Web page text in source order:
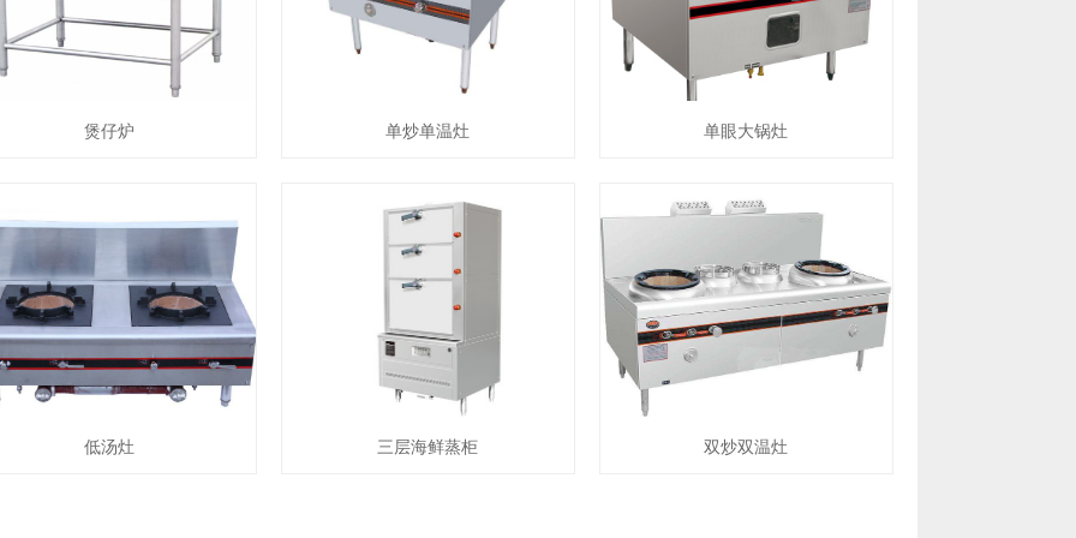
煲仔炉 单炒单温灶 单眼大锅灶
低汤灶 三层海鲜蒸柜 双炒双温灶